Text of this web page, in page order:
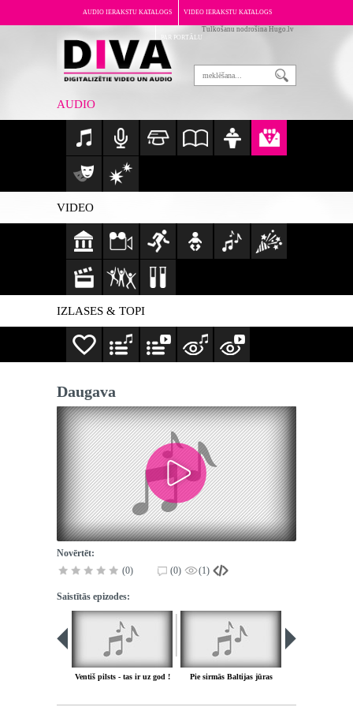
AUDIO IERAKSTU KATALOGS VIDEO IERAKSTU KATALOGS
PAR PORTĀLU
Tulkošanu nodrošina Hugo.lv
AUDIO
VIDEO
IZLASES & TOPI
Daugava
Novērtēt:
(0)
(0) (1)
Saistītās epizodes:
Ventiš pilsts - tas ir uz god ! Pie sirmās Baltijas jūras